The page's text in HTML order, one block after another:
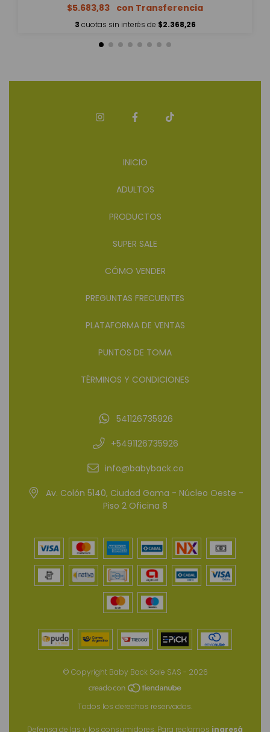
$5.683,83
3 cuotas sin interés de $2.368,26
INICIO
ADULTOS
PRODUCTOS
SUPER SALE
CÓMO VENDER
PREGUNTAS FRECUENTES
PLATAFORMA DE VENTAS
PUNTOS DE TOMA
TÉRMINOS Y CONDICIONES
541126735926
+5491126735926
info@babyback.co
Av. Colón 5140, Ciudad Gama - Núcleo Oeste -
Piso 2 Oficina 8
© Copyright Baby Back Sale SAS - 2026
Todos los derechos reservados.
Defensa de las y los consumidores. Para reclamos ingresá